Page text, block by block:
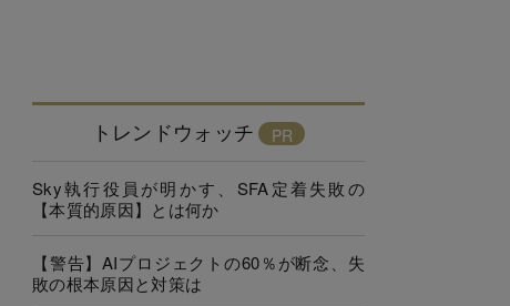
トレンドウォッチ
Sky執行役員が明かす、SFA定着失敗の
【本質的原因】とは何か
【警告】AIプロジェクトの60％が断念、失
敗の根本原因と対策は